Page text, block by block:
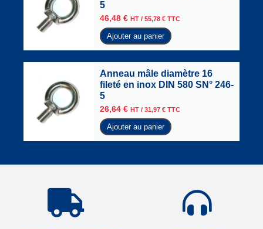
5
46,48 € HT / 55,78 € TTC
Ajouter au panier
Anneau mâle diamètre 16
fileté en inox DIN 580 SN° 246-
5
26,64 € HT / 31,97 € TTC
Ajouter au panier